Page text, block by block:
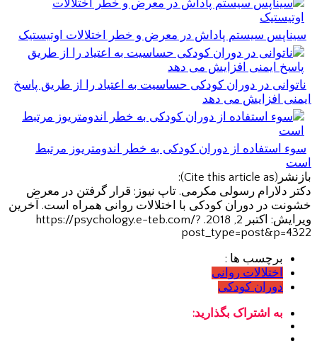
سیناپس سیستم پاداش در معرض و خطر اختلالات اوتیستیک
ناتوانی در دوران کودکی حساسیت به اعتیاد را از طریق پاسخ
ایمنی افزایش می دهد
سوء استفاده از دوران کودکی به خطر اندومتریوز مرتبط
است
بازنشر(Cite this article as):
دکتر دلارام رسولی مکرمی. تاپ نیوز: قرار گرفتن در معرض
خشونت در دوران کودکی با اختلالات روانی همراه است. آخرین
ویرایش: اکتبر 2, 2018. https://psychology.e-teb.com/?
post_type=post&p=4322
برچسب ها :
اختلالات روانی
دوران کودکی
به اشتراک بگذارید: